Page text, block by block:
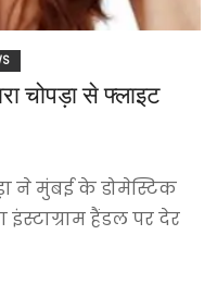
चोपड़ा से फ्लाइट
ने मुंबई के डोमेस्टिक
हैंडल पर देर